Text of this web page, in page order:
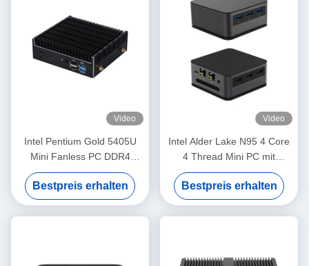
Video
Intel Pentium Gold 5405U
Mini Fanless PC DDR4
64GB Linux für das
Heimbüro
Bestpreis erhalten
Video
Intel Alder Lake N95 4 Core
4 Thread Mini PC mit
LPDDR5 12G 2 Ethernet und
WLAN
Bestpreis erhalten